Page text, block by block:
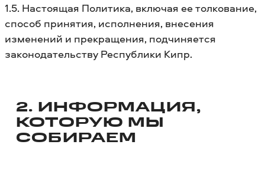
1.5. Настоящая Политика, включая ее толкование,
способ принятия, исполнения, внесения
изменений и прекращения, подчиняется
законодательству Республики Кипр.
2. ИНФОРМАЦИЯ,
КОТОРУЮ МЫ
СОБИРАЕМ